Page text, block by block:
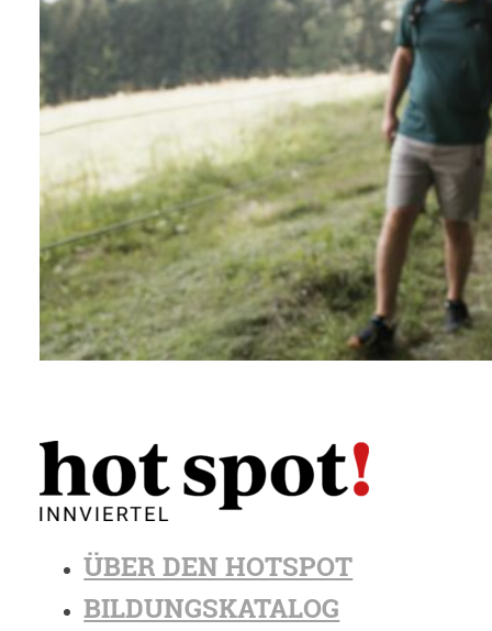
ÜBER DEN HOTSPOT
BILDUNGSKATALOG